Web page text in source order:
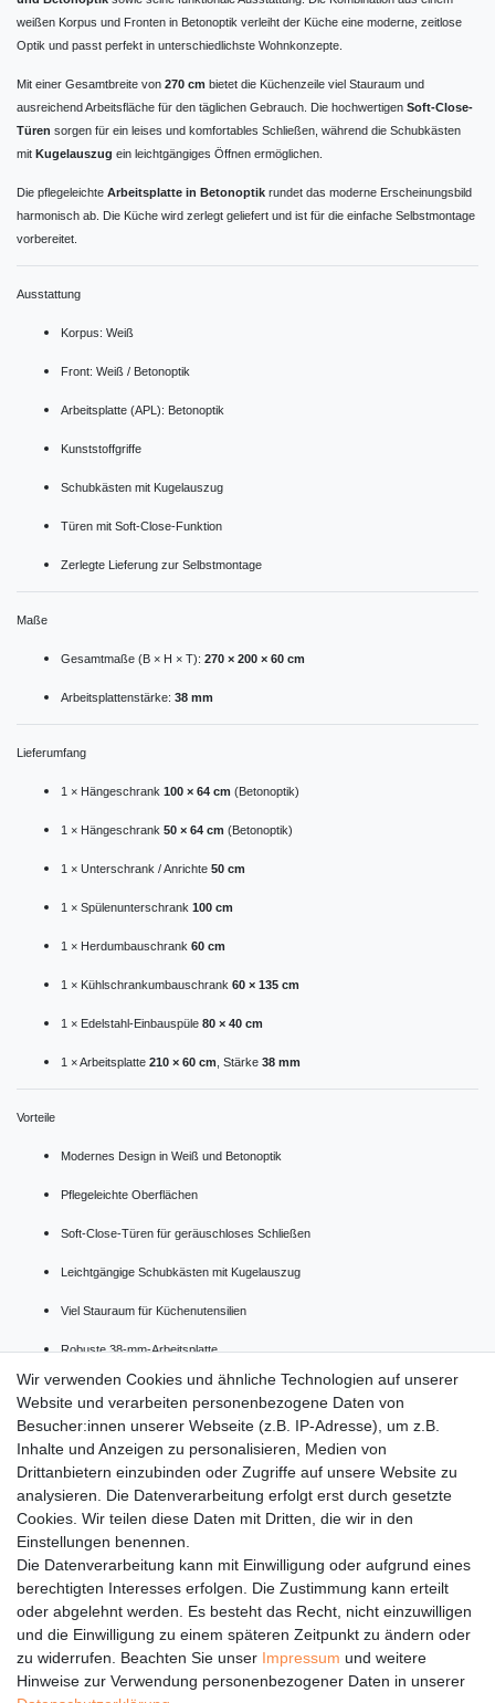
weißen Korpus und Fronten in Betonoptik verleiht der Küche eine moderne, zeitlose
Optik und passt perfekt in unterschiedlichste Wohnkonzepte.
Mit einer Gesamtbreite von 270 cm bietet die Küchenzeile viel Stauraum und
ausreichend Arbeitsfläche für den täglichen Gebrauch. Die hochwertigen Soft-Close-
Türen sorgen für ein leises und komfortables Schließen, während die Schubkästen
mit Kugelauszug ein leichtgängiges Öffnen ermöglichen.
Die pflegeleichte Arbeitsplatte in Betonoptik rundet das moderne Erscheinungsbild
harmonisch ab. Die Küche wird zerlegt geliefert und ist für die einfache Selbstmontage
vorbereitet.
Ausstattung
Korpus: Weiß
Front: Weiß / Betonoptik
Arbeitsplatte (APL): Betonoptik
Kunststoffgriffe
Schubkästen mit Kugelauszug
Türen mit Soft-Close-Funktion
Zerlegte Lieferung zur Selbstmontage
Maße
Gesamtmaße (B × H × T): 270 × 200 × 60 cm
Arbeitsplattenstärke: 38 mm
Lieferumfang
1 × Hängeschrank 100 × 64 cm (Betonoptik)
1 × Hängeschrank 50 × 64 cm (Betonoptik)
1 × Unterschrank / Anrichte 50 cm
1 × Spülenunterschrank 100 cm
1 × Herdumbauschrank 60 cm
1 × Kühlschrankumbauschrank 60 × 135 cm
1 × Edelstahl-Einbauspüle 80 × 40 cm
1 × Arbeitsplatte 210 × 60 cm , Stärke 38 mm
Vorteile
Modernes Design in Weiß und Betonoptik
Pflegeleichte Oberflächen
Soft-Close-Türen für geräuschloses Schließen
Leichtgängige Schubkästen mit Kugelauszug
Viel Stauraum für Küchenutensilien
Robuste 38-mm-Arbeitsplatte
Ideal für Wohnungen, Häuser oder Mietobjekte
Hinweis
Elektrogeräte, Armatur, Dekoration und Zubehör gehören nicht zum
Lieferumfang, sofern nicht ausdrücklich angegeben.
Rechtliches
Service
Unternehmen
Wir verwenden Cookies und ähnliche Technologien auf unserer
Website und verarbeiten personenbezogene Daten von
Besucher:innen unserer Webseite (z.B. IP-Adresse), um z.B.
Inhalte und Anzeigen zu personalisieren, Medien von
Drittanbietern einzubinden oder Zugriffe auf unsere Website zu
analysieren. Die Datenverarbeitung erfolgt erst durch gesetzte
Cookies. Wir teilen diese Daten mit Dritten, die wir in den
Einstellungen benennen.
Die Datenverarbeitung kann mit Einwilligung oder aufgrund eines
berechtigten Interesses erfolgen. Die Zustimmung kann erteilt
oder abgelehnt werden. Es besteht das Recht, nicht einzuwilligen
und die Einwilligung zu einem späteren Zeitpunkt zu ändern oder
zu widerrufen. Beachten Sie unser Impressum und weitere
Hinweise zur Verwendung personenbezogener Daten in unserer